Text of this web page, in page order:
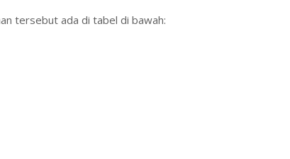
tersebut ada di tabel di bawah: